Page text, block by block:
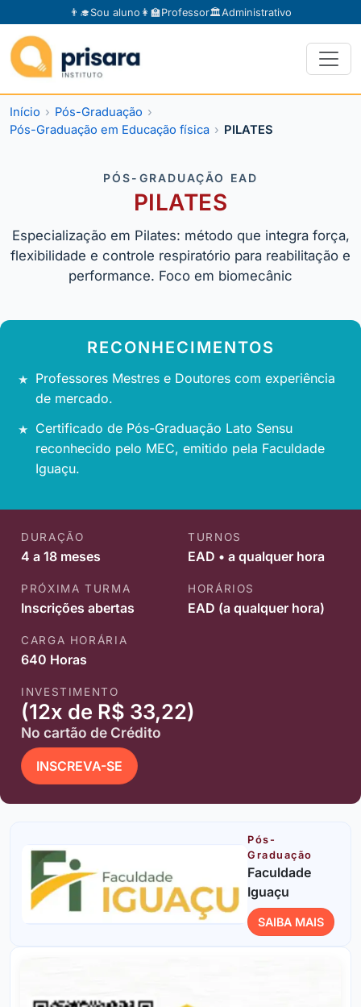
👨‍🎓Sou aluno 👩‍🏫Professor🏛️Administrativo
Início
Pós-Graduação
Pós-Graduação em Educação física
PILATES
PÓS-GRADUAÇÃO EAD
PILATES
Especialização em Pilates: método que integra força,
flexibilidade e controle respiratório para reabilitação e
performance. Foco em biomecânic
RECONHECIMENTOS
Professores Mestres e Doutores com experiência
de mercado.
Certificado de Pós-Graduação Lato Sensu
reconhecido pelo MEC, emitido pela Faculdade
Iguaçu.
DURAÇÃO
4 a 18 meses
TURNOS
EAD • a qualquer hora
PRÓXIMA TURMA
Inscrições abertas
HORÁRIOS
EAD (a qualquer hora)
CARGA HORÁRIA
640 Horas
INVESTIMENTO
(12x de R$ 33,22)
No cartão de Crédito
INSCREVA-SE
Pós-
Graduação
Faculdade
Iguaçu
SAIBA MAIS